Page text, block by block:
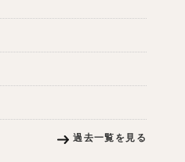
過去一覧を見る